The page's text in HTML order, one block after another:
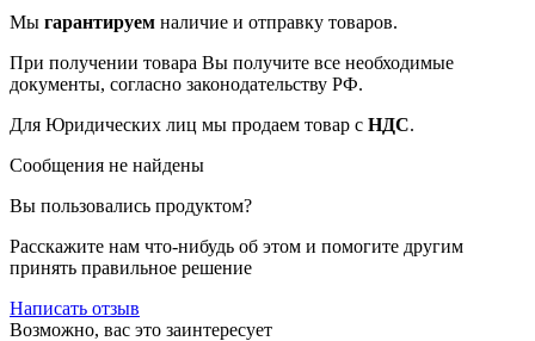
Мы гарантируем наличие и отправку товаров.
При получении товара Вы получите все необходимые
документы, согласно законодательству РФ.
Для Юридических лиц мы продаем товар с НДС.
Сообщения не найдены
Вы пользовались продуктом?
Расскажите нам что-нибудь об этом и помогите другим
принять правильное решение
Написать отзыв
Возможно, вас это заинтересует